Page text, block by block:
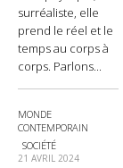
surréaliste, elle
prend le réel et le
temps au corps à
corps. Parlons...
MONDE
CONTEMPORAIN
SOCIÉTÉ
21 AVRIL 2024